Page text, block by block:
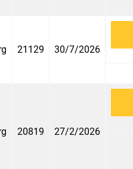
21129 30/7/2026
20819 27/2/2026